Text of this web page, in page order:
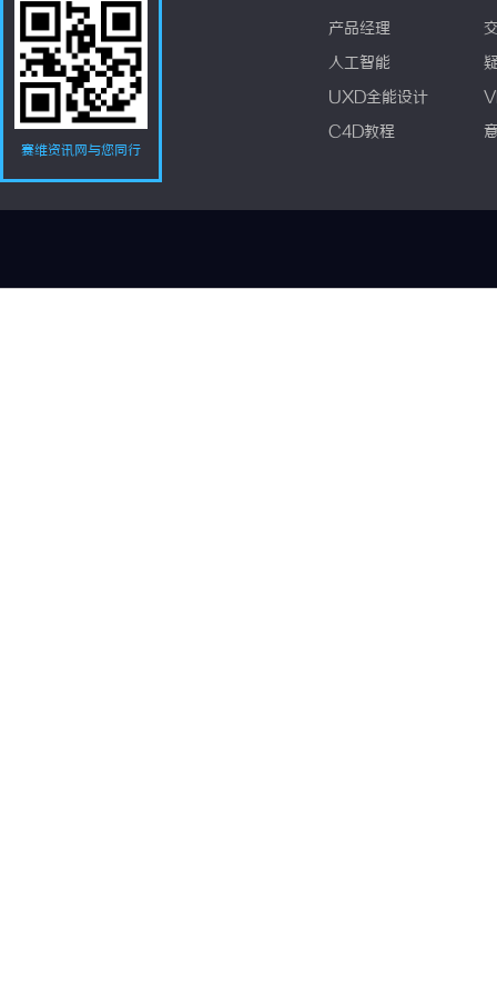
赛维资讯网与您同行
产品经理
人工智能
UXD全能设计
C4D教程